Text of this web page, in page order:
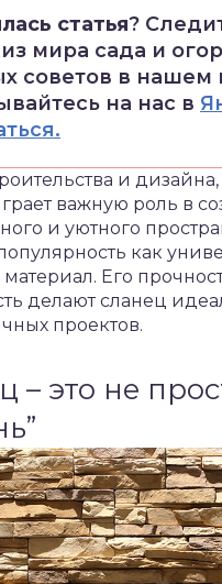
статья?
мира сада и
советов в нашем
на нас в
и
важную роль в
и уютного
как
Его
делают сланец
проектов.
– это не